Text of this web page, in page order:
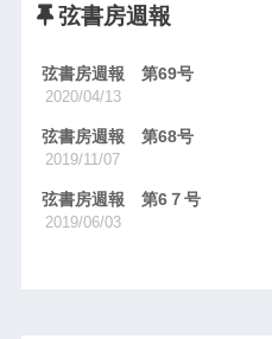
弦書房週報
弦書房週報 第69号
2020/04/13
弦書房週報 第68号
2019/11/07
弦書房週報 第6７号
2019/06/03